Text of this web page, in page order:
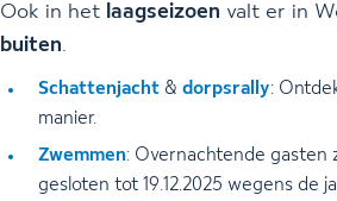
Ook in het laagseizoen valt er in
buiten.
Schattenjacht & dorpsrally:
manier.
Zwemmen: Overnachtende gasten
gesloten tot 19.12.2025 wegens de